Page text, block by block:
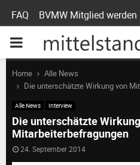
FAQ BVMW Mitglied werden
P
R
M
Home
Alle News
Die unterschätzte Wirkung von
Alle News Interview
Die unterschätzte
Mitarbeiterbefragungen
24. September 2014